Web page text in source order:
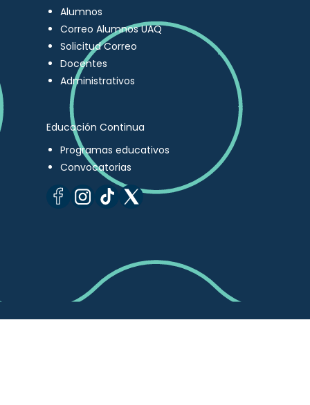
Alumnos
Correo Alumnos UAQ
Solicitud Correo
Docentes
Administrativos
Educación Continua
Programas educativos
Convocatorias